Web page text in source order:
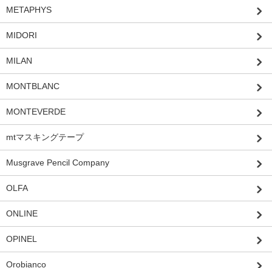
METAPHYS
MIDORI
MILAN
MONTBLANC
MONTEVERDE
mtマスキングテープ
Musgrave Pencil Company
OLFA
ONLINE
OPINEL
Orobianco